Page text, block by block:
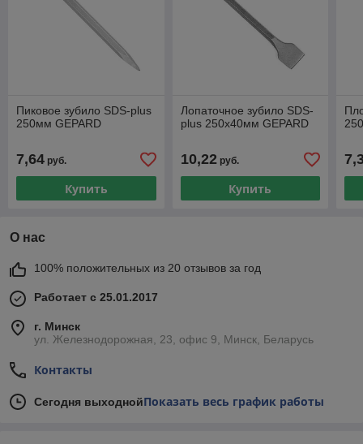
Пиковое зубило SDS-plus
250мм GEPARD
7,64 руб.
Купить
Лопаточное зубило SDS-
plus 250х40мм GEPARD
10,22руб.
Купить
О нас
100% положительных из 20 отзывов за год
Работает с 25.01.2017
г. Минск
ул. Железнодорожная, 23, офис 9, Минск, Беларусь
Контакты
Сегодня выходнойПоказать весь график работы